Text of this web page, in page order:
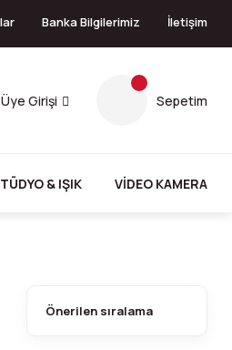
Banka Bilgilerimiz İletişim
Üye Girişi Sepetim
& IŞIK VİDEO KAMERA